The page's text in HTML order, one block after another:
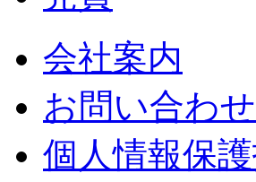
会社案内
お問い合わせ
個人情報保